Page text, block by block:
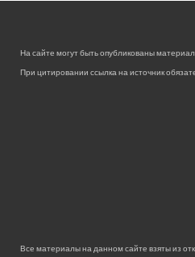
На сайте могут быть опубликованы
При цитировании ссылка на источник
Все материалы на данном сайте взяты из